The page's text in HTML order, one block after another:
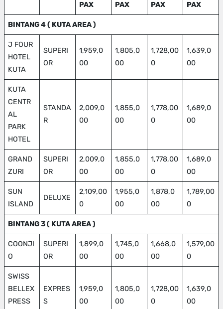
PAX
PAX
PAX
PAX
BINTANG 4 ( KUTA AREA )
J FOUR
HOTEL
KUTA
SUPERI
OR
1,959,0
00
1,805,0
00
1,728,00
0
1,639,0
00
KUTA
CENTR
AL
PARK
HOTEL
STANDA
R
2,009,0
00
1,855,0
00
1,778,00
0
1,689,0
00
GRAND
ZURI
SUPERI
OR
2,009,0
00
1,855,0
00
1,778,00
0
1,689,0
00
SUN
ISLAND
DELUXE
2,109,00
0
1,955,0
00
1,878,0
00
1,789,00
0
BINTANG 3 ( KUTA AREA )
COONJI
O
SUPERI
OR
1,899,0
00
1,745,0
00
1,668,0
00
1,579,00
0
SWISS
BELLEX
PRESS
EXPRES
S
1,959,0
00
1,805,0
00
1,728,00
0
1,639,0
00